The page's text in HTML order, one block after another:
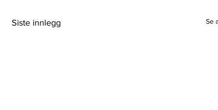
Siste innlegg Se